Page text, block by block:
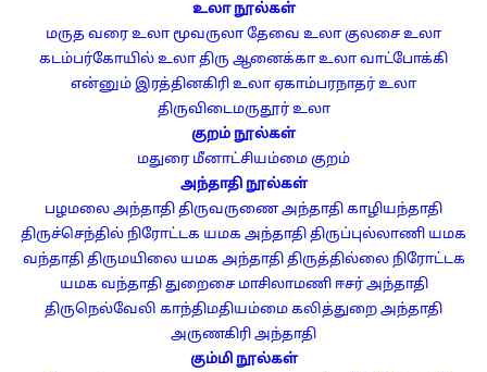
உலா நூல்கள்
மருத வரை உலா மூவருலாதேவை உலா குலசை உலா
கடம்பர்கோயில் உலாதிரு ஆனைக்கா உலாவாட்போக்கி
என்னும் இரத்தினகிரி உலாஏகாம்பரநாதர் உலா
திருவிடைமருதூர் உலா
குறம் நூல்கள்
மதுரை மீனாட்சியம்மை குறம்
அந்தாதி நூல்கள்
பழமலை அந்தாதிதிருவருணை அந்தாதிகாழியந்தாதி
திருச்செந்தில் நிரோட்டக யமக அந்தாதிதிருப்புல்லாணி யமக
வந்தாதி திருமயிலை யமக அந்தாதி திருத்தில்லை நிரோட்டக
யமக வந்தாதி துறைசை மாசிலாமணி ஈசர் அந்தாதி
திருநெல்வேலி காந்திமதியம்மை கலித்துறை அந்தாதி
அருணகிரி அந்தாதி
கும்மி நூல்கள்